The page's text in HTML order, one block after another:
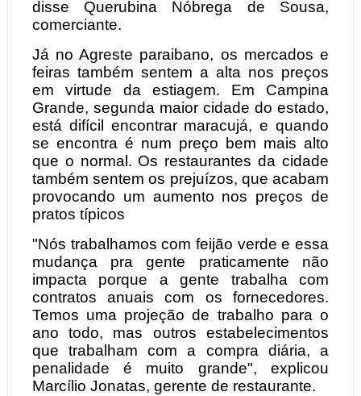
disse Querubina Nóbrega de Sousa,
comerciante.
Já no Agreste paraibano, os mercados e
feiras também sentem a alta nos preços
em virtude da estiagem. Em Campina
Grande, segunda maior cidade do estado,
está difícil encontrar maracujá, e quando
se encontra é num preço bem mais alto
que o normal. Os restaurantes da cidade
também sentem os prejuízos, que acabam
provocando um aumento nos preços de
pratos típicos
"Nós trabalhamos com feijão verde e essa
mudança pra gente praticamente não
impacta porque a gente trabalha com
contratos anuais com os fornecedores.
Temos uma projeção de trabalho para o
ano todo, mas outros estabelecimentos
que trabalham com a compra diária, a
penalidade é muito grande", explicou
Marcílio Jonatas, gerente de restaurante.